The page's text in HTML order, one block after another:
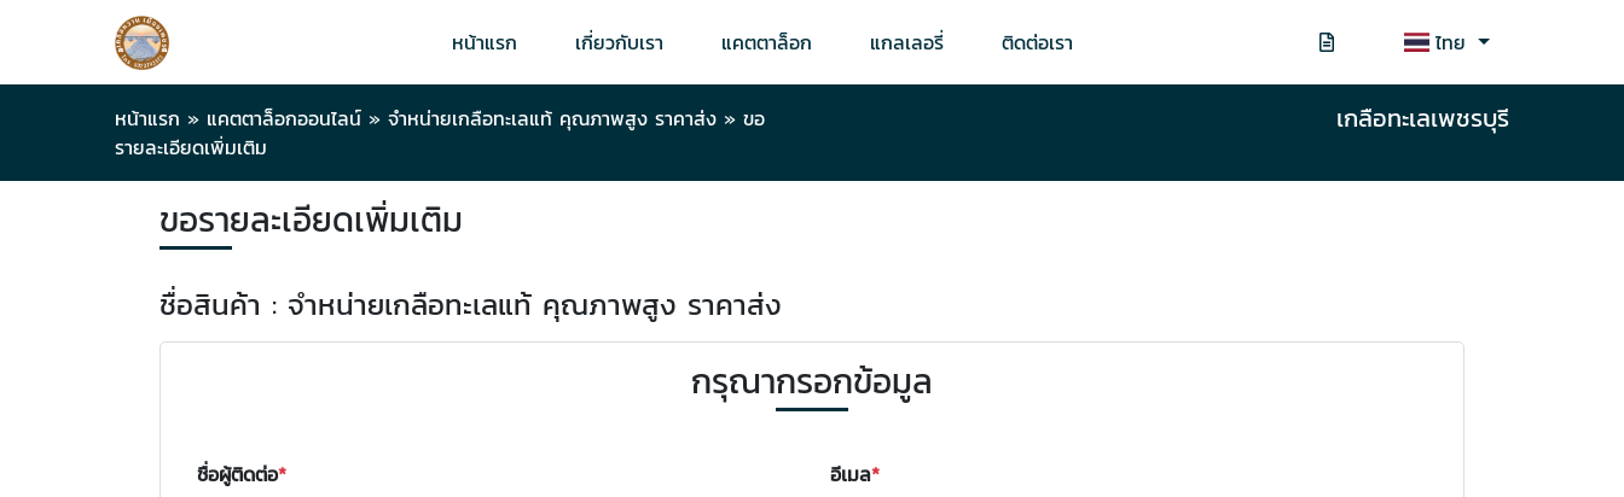
หน้าแรก เกี่ยวกับเรา แคตตาล็อก แกลเลอรี่ ติดต่อเรา ไทย
หน้าแรก » แคตตาล็อกออนไลน์ » จำหน่ายเกลือทะเลแท้ คุณภาพสูง ราคาส่ง » ขอ
รายละเอียดเพิ่มเติม
เกลือทะเลเพชรบุรี
ขอรายละเอียดเพิ่มเติม
ชื่อสินค้า : จำหน่ายเกลือทะเลแท้ คุณภาพสูง ราคาส่ง
กรุณากรอกข้อมูล
ชื่อผู้ติดต่อ อีเมล